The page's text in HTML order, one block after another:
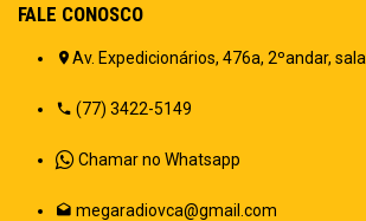
FALE CONOSCO
Av. Expedicionários, 476a, 2ºandar,
(77) 3422-5149
Chamar no Whatsapp
megaradiovca@gmail.com